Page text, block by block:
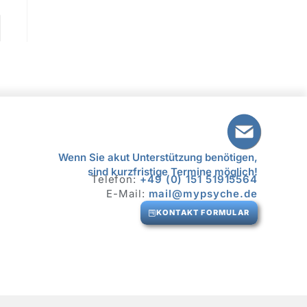
Wenn Sie akut Unterstützung benötigen,
sind kurzfristige Termine möglich!
Telefon:+49 (0) 151 51915564
E-Mail: mail@mypsyche.de
KONTAKT FORMULAR